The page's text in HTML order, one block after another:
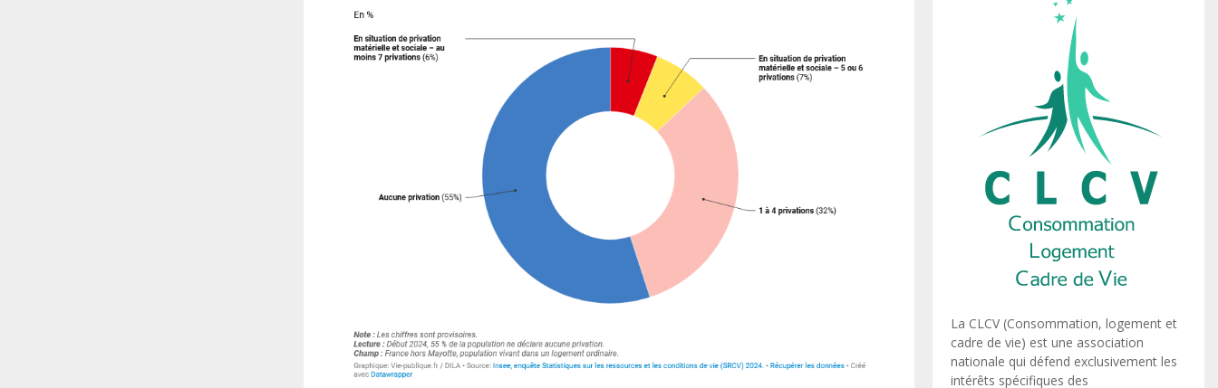
La CLCV (Consommation, logement et
cadre de vie) est une association
nationale qui défend exclusivement les
intérêts spécifiques des